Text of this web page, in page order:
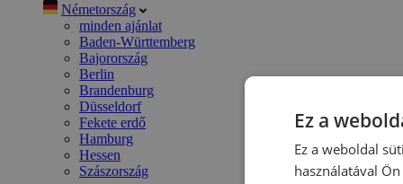
Németország
minden ajánlat
Baden-Württemberg
Bajorország
Berlin
Brandenburg
Düsseldorf
Fekete erdő
Hamburg
Hessen
Szászország
Ez a
Ez a weboldal
használatával